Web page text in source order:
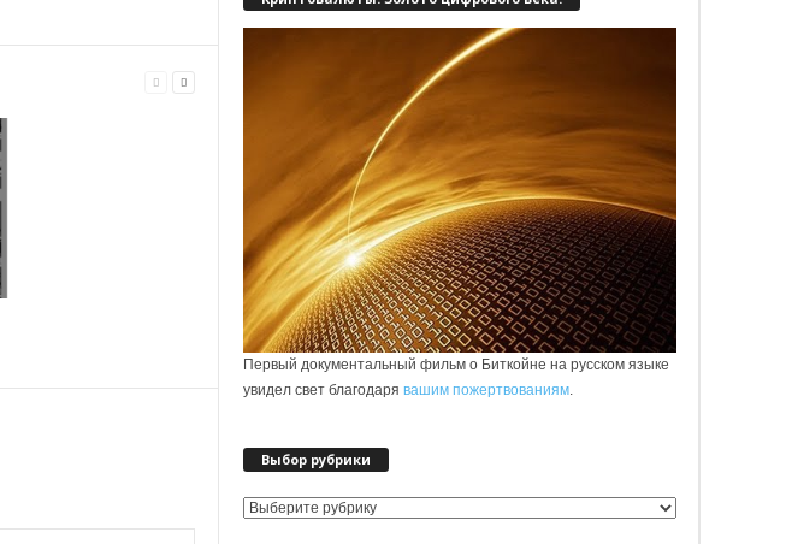
Первый документальный фильм о Биткойне на русском языке
увидел свет благодарявашим пожертвованиям
Выбор рубрики
Выбор